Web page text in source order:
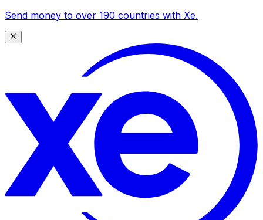
Send money to over 190 countries with Xe.